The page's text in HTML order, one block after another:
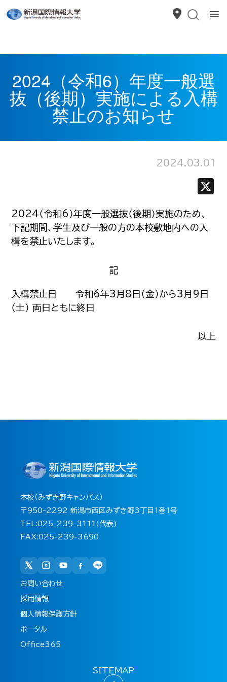
2024（令和6）年度一般選
抜（後期）実施による入構
禁止のお知らせ
2024.03.01
2024（令和6）年度一般選抜（後期）実施のため、
下記期間、学生及び一般の方の本校敷地内への入
構を禁止いたします。
記
入構禁止日 令和6年3月8日（金）から3月9日
（土） 両日ともに終日
以上
本校（みずき野キャンパス）
〒950-2292 新潟市西区みずき野3丁目1番1号
TEL:025-239-3111(代表)
FAX:025-239-3690
お問い合わせ
採用情報
個人情報保護方針
ポータル
Office365
SITEMAP